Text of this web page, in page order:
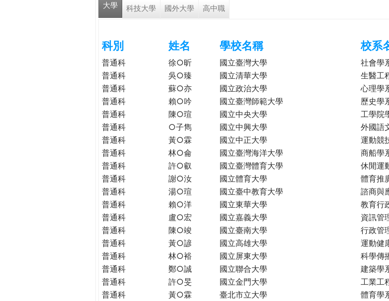
r
h
e
r
e
大學 科技大學 國外大學 高中職
科別 姓名 學校名稱 校系
普通科 徐○昕 國立臺灣大學
社會學
普通科
吳○臻 國立清華大學
生醫工
普通科
蘇○亦 國立政治大學
心理學
普通科
賴○吟 國立臺灣師範大學
歷史學
普通科
陳○瑄 國立中央大學
工學院
普通科
○子雋 國立中興大學
外國語
普通科
黃○霖 國立中正大學
運動競
普通科
林○侖 國立臺灣海洋大學
商船學
普通科
許○叡 國立臺灣體育大學
休閒運
普通科
謝○汝 國立體育大學
體育推
普通科
湯○瑄 國立臺中教育大學
諮商與
普通科
賴○洋 國立東華大學
教育行
普通科
盧○宏 國立嘉義大學
資訊管
普通科
陳○竣 國立臺南大學
行政管
普通科
黃○諺 國立高雄大學
運動健
普通科
林○裕 國立屏東大學
科學傳
普通科
鄭○誠 國立聯合大學
建築學
普通科
許○旻 國立金門大學
工業工
普通科
黃○霖 臺北市立大學
體育學